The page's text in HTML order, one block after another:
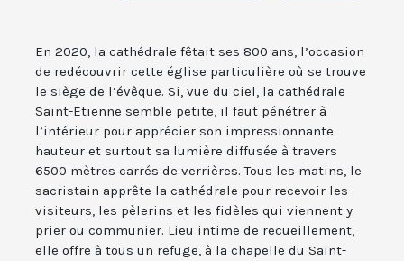
En 2020, la cathédrale fêtait ses 800 ans, l’occasion
de redécouvrir cette église particulière où se trouve
le siège de l’évêque. Si, vue du ciel, la cathédrale
Saint-Etienne semble petite, il faut pénétrer à
l’intérieur pour apprécier son impressionnante
hauteur et surtout sa lumière diffusée à travers
6500 mètres carrés de verrières. Tous les matins, le
sacristain apprête la cathédrale pour recevoir les
visiteurs, les pèlerins et les fidèles qui viennent y
prier ou communier. Lieu intime de recueillement,
elle offre à tous un refuge, à la chapelle du Saint-